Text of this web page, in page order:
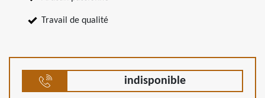
Travail de qualité
indisponible